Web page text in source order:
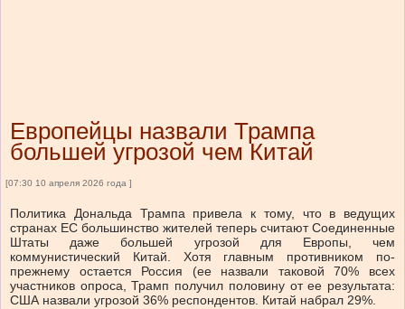
Европейцы назвали Трампа
большей угрозой чем Китай
[07:30 10 апреля 2026 года ]
Политика Дональда Трампа привела к тому, что в ведущих
странах ЕС большинство жителей теперь считают Соединенные
Штаты даже большей угрозой для Европы, чем
коммунистический Китай. Хотя главным противником по-
прежнему остается Россия (ее назвали таковой 70% всех
участников опроса, Трамп получил половину от ее результата:
США назвали угрозой 36% респондентов. Китай набрал 29%.